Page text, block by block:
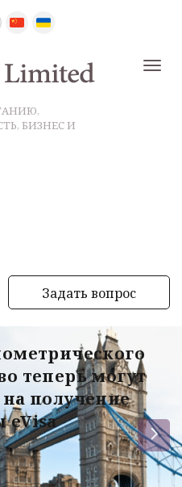
БИЗНЕС И
Задать вопрос
теперь могут
получение
eVisa